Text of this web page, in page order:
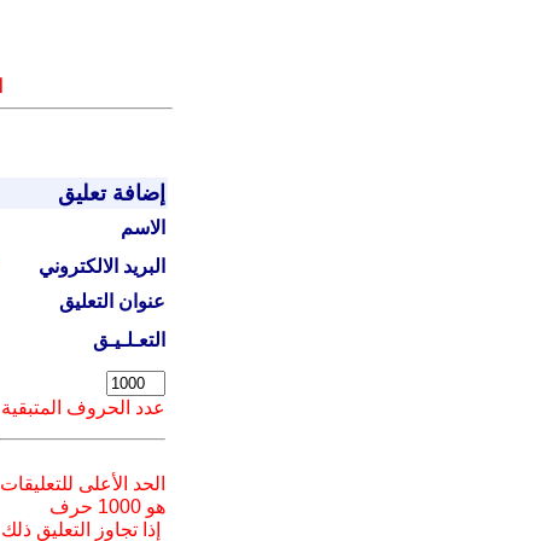
إضافة تعليق
الاسم
البريد الالكتروني
عنوان التعليق
التعـلـيـق
عدد الحروف المتبقية
الحد الأعلى للتعليقات
هو 1000 حرف
إذا تجاوز التعليق ذلك